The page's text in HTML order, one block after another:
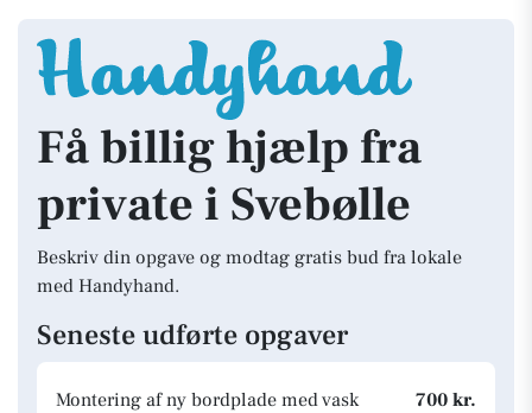
Få billig hjælp fra
private i Svebølle
Beskriv din opgave og modtag gratis bud fra lokale
med Handyhand.
Seneste udførte opgaver
Montering af ny bordplade med vask
700 kr.